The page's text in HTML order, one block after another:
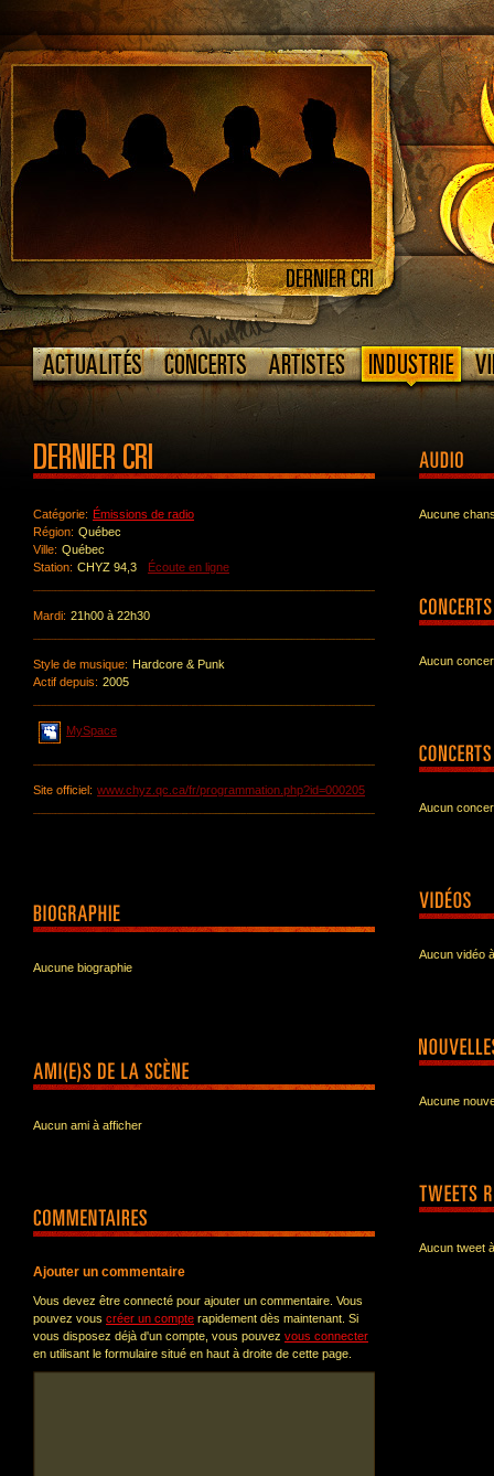
Catégorie: Émissions de radio
Région: Québec
Ville: Québec
Station: CHYZ 94,3 Écoute en ligne
Mardi: 21h00 à 22h30
Style de musique: Hardcore & Punk
Actif depuis: 2005
MySpace
Site officiel: www.chyz.qc.ca/fr/programmation.php?id=000205
Aucune biographie
Aucun ami à afficher
Ajouter un commentaire
Vous devez être connecté pour ajouter un commentaire. Vous
pouvez vous créer un compte rapidement dès maintenant. Si
vous disposez déjà d'un compte, vous pouvez vous connecter
en utilisant le formulaire situé en haut à droite de cette page.
Aucune
Aucun
Aucun
Aucun vidéo
Aucune
Aucun tweet